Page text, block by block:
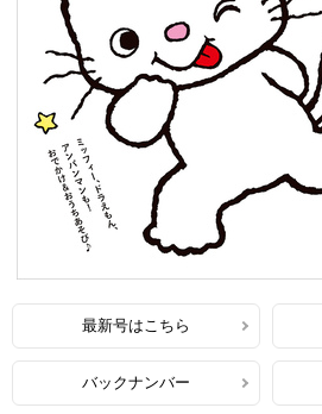
最新号はこちら
バックナンバー